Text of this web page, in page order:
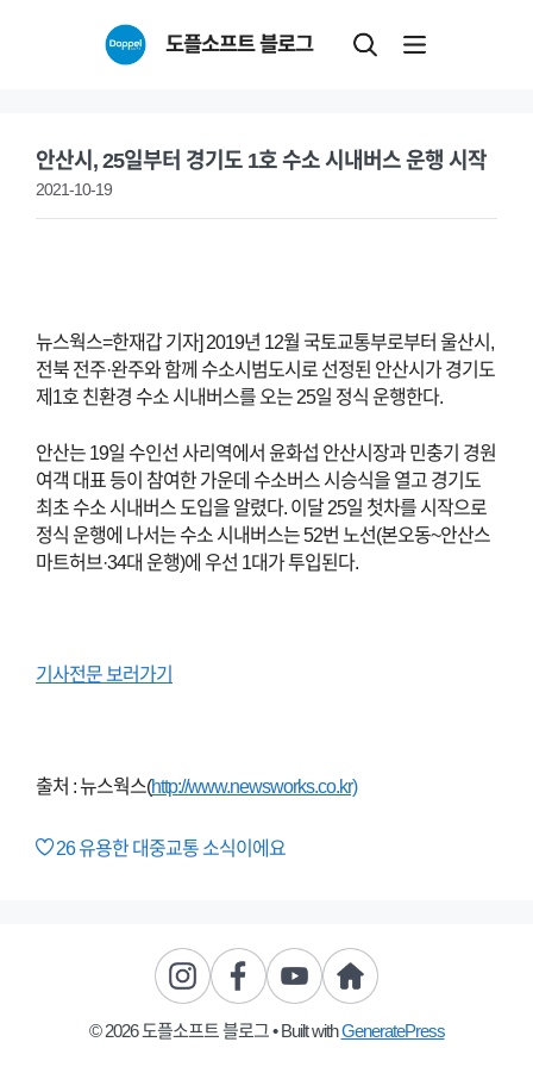
도플소프트 블로그
안산시, 25일부터 경기도 1호 수소 시내버스 운행 시작
2021-10-19
뉴스웍스=한재갑 기자] 2019년 12월 국토교통부로부터 울산시,
전북 전주·완주와 함께 수소시범도시로 선정된 안산시가 경기도
제1호 친환경 수소 시내버스를 오는 25일 정식 운행한다.
안산는 19일 수인선 사리역에서 윤화섭 안산시장과 민충기 경원
여객 대표 등이 참여한 가운데 수소버스 시승식을 열고 경기도
최초 수소 시내버스 도입을 알렸다. 이달 25일 첫차를 시작으로
정식 운행에 나서는 수소 시내버스는 52번 노선(본오동~안산스
마트허브·34대 운행)에 우선 1대가 투입된다.
기사전문 보러가기
출처 : 뉴스웍스(http://www.newsworks.co.kr)
26유용한 대중교통 소식이에요
© 2026 도플소프트 블로그• Built withGeneratePress